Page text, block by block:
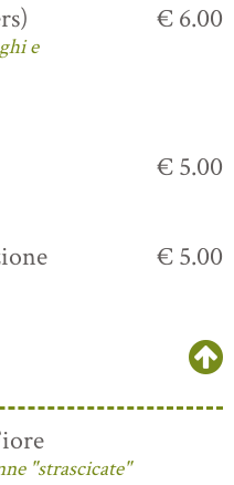
e
€ 6.00
€ 5.00
€ 5.00
"strascicate"